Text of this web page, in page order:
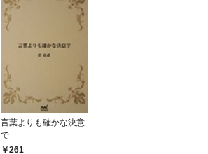
言葉よりも確かな決意
で
261